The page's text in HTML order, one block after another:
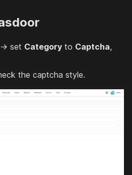
→ set Category to Captcha,
the captcha style.